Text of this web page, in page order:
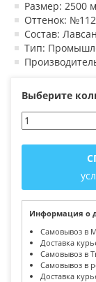
Размер: 2500 м
Оттенок:
Состав:
Тип:
Выберите
Информация о
Самовывоз в
Доставка
Самовывоз в
Самовывоз в
Доставка